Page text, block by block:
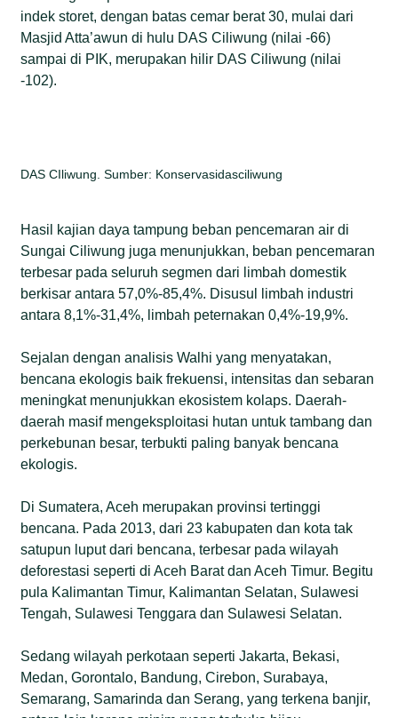
indek storet, dengan batas cemar berat 30, mulai dari
Masjid Atta’awun di hulu DAS Ciliwung (nilai -66)
sampai di PIK, merupakan hilir DAS Ciliwung (nilai
-102).
DAS CIliwung. Sumber: Konservasidasciliwung
Hasil kajian daya tampung beban pencemaran air di
Sungai Ciliwung juga menunjukkan, beban pencemaran
terbesar pada seluruh segmen dari limbah domestik
berkisar antara 57,0%-85,4%. Disusul limbah industri
antara 8,1%-31,4%, limbah peternakan 0,4%-19,9%.
Sejalan dengan analisis Walhi yang menyatakan,
bencana ekologis baik frekuensi, intensitas dan sebaran
meningkat menunjukkan ekosistem kolaps. Daerah-
daerah masif mengeksploitasi hutan untuk tambang dan
perkebunan besar, terbukti paling banyak bencana
ekologis.
Di Sumatera, Aceh merupakan provinsi tertinggi
bencana. Pada 2013, dari 23 kabupaten dan kota tak
satupun luput dari bencana, terbesar pada wilayah
deforestasi seperti di Aceh Barat dan Aceh Timur. Begitu
pula Kalimantan Timur, Kalimantan Selatan, Sulawesi
Tengah, Sulawesi Tenggara dan Sulawesi Selatan.
Sedang wilayah perkotaan seperti Jakarta, Bekasi,
Medan, Gorontalo, Bandung, Cirebon, Surabaya,
Semarang, Samarinda dan Serang, yang terkena banjir,